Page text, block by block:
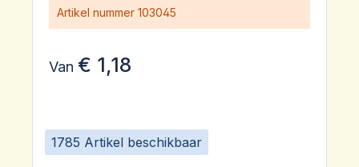
1785 Artikel beschikbaar
Artikel nummer 103045
Van € 1,18